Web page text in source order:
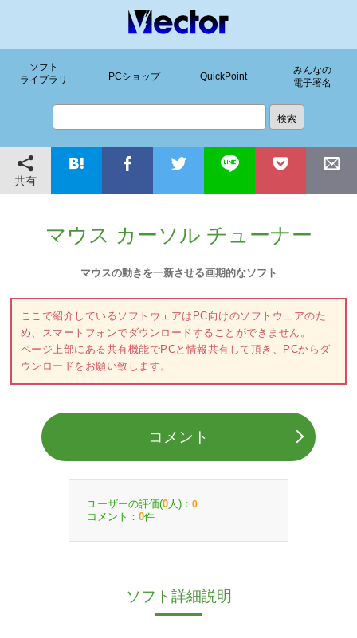
ソフト
ライブラリ
PCショップ QuickPoint
みんなの
電子署名
共有
マウス カーソル チューナー
マウスの動きを一新させる画期的なソフト
ここで紹介しているソフトウェアはPC向けのソフトウェアのた
め、スマートフォンでダウンロードすることができません。
ページ上部にある共有機能でPCと情報共有して頂き、PCからダ
ウンロードをお願い致します。
コメント
ユーザーの評価(0 人)： 0
コメント： 0件
ソフト詳細説明